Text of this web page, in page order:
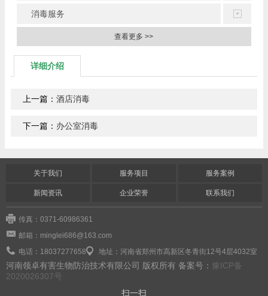
消毒服务
查看更多 >>
详细介绍
上一篇： 酒店消毒
下一篇： 办公室消毒
关于我们 服务项目 服务案例
新闻资讯 企业荣誉 联系我们
传真：0371-60986361
邮箱：minglei686@163.com
电话：18037277658
地址：河南省郑州市高新区冬青街12号4层4032室
河南领卓有害生物防治技术有限公司 版权所有 备案号： 豫ICP备
2020026307号
扫一扫